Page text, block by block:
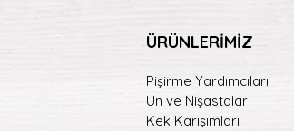
ÜRÜNLERİMİZ
Pişirme Yardımcıları
Un ve Nişastalar
Kek Karışımları